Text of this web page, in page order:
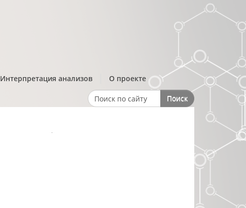
Интерпретация анализов О проекте
Search formПоиск